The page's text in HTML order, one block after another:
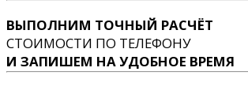
ВЫПОЛНИМ ТОЧНЫЙ РАСЧЁТ
СТОИМОСТИ ПО ТЕЛЕФОНУ
И ЗАПИШЕМ НА УДОБНОЕ ВРЕМЯ